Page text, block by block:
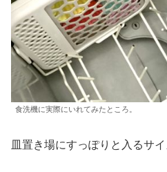
食洗機に実際にいれてみたところ。
皿置き場にすっぽりと入るサイ